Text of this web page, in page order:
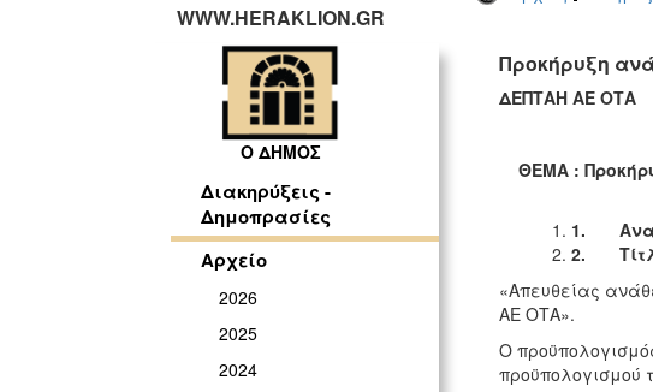
WWW.HERAKLION.GR
Ο ΔΗΜΟΣ
Διακηρύξεις -
Δημοπρασίες
Αρχείο
2026
2025
2024
Προκήρυξη
Αρ.
ΘΕΜΑ :
1.
2.
«Απευθείας
ΑΕ ΟΤΑ».
Ο
προϋπολογισμού